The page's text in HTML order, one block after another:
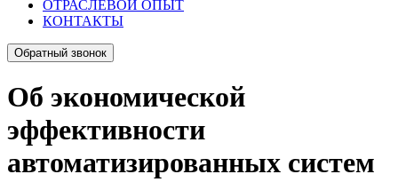
ОТРАСЛЕВОЙ ОПЫТ
КОНТАКТЫ
Обратный звонок
Об экономической
эффективности
автоматизированных систем